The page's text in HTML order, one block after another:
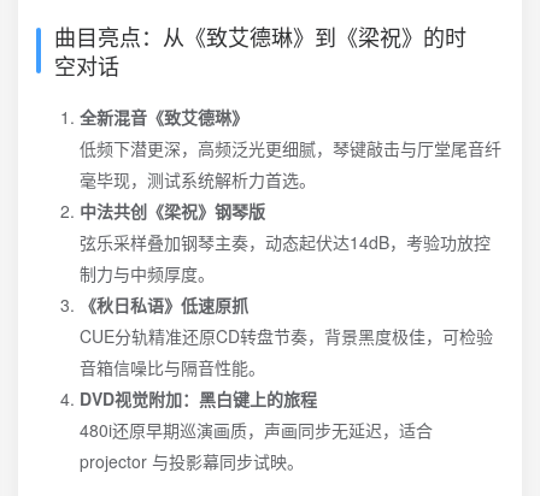
曲目亮点：从《致艾德琳》到《梁祝》的时
空对话
全新混音《致艾德琳》
低频下潜更深，高频泛光更细腻，琴键敲击与厅堂尾音纤
毫毕现，测试系统解析力首选。
中法共创《梁祝》钢琴版
弦乐采样叠加钢琴主奏，动态起伏达14dB，考验功放控
制力与中频厚度。
《秋日私语》低速原抓
CUE分轨精准还原CD转盘节奏，背景黑度极佳，可检验
音箱信噪比与隔音性能。
DVD视觉附加：黑白键上的旅程
480i还原早期巡演画质，声画同步无延迟，适合
projector 与投影幕同步试映。